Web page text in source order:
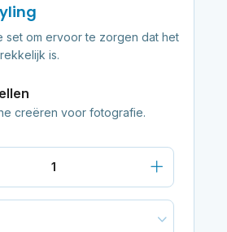
set om ervoor te zorgen dat het
is.
creëren voor fotografie.